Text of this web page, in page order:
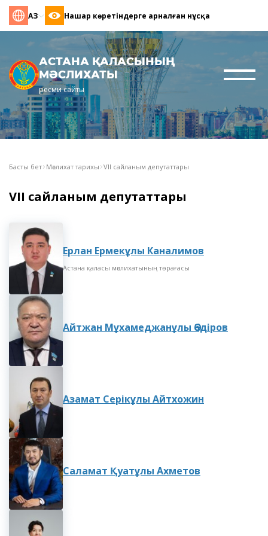
ҚАЗ Нашар көретіндерге арналған нұсқа
АСТАНА ҚАЛАСЫНЫҢ
МӘСЛИХАТЫ
ресми сайты
Басты бет Мәслихат тарихы VII сайланым депутаттары
VII сайланым депутаттары
Ерлан Ермекұлы Каналимов
Астана қаласы мәслихатының төрағасы
Айтжан Мұхамеджанұлы Әбдіров
Азамат Серікұлы Айтхожин
Саламат Қуатұлы Ахметов